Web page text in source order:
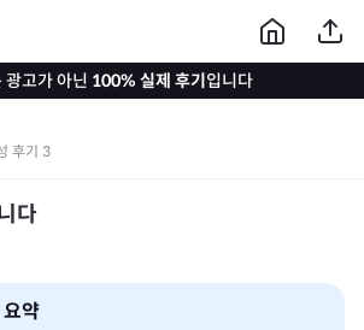
광고가 아닌 100% 실제 후기입니다
후기 3
다
약